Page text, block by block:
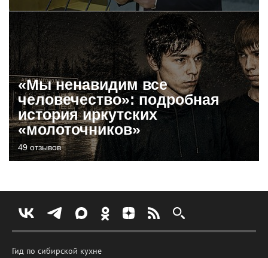
«Мы ненавидим все
человечество»: подробная
история иркутских
«молоточников»
49 отзывов
Гид по сибирской кухне